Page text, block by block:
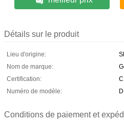
Détails sur le produit
Lieu d'origine:
Nom de marque:
Certification:
Numéro de modèle:
Conditions de paiement et